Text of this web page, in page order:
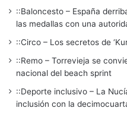
::Baloncesto – España
las medallas con una
::Circo – Los secretos de
::Remo – Torrevieja se
nacional del beach sprint
::Deporte inclusivo – La
inclusión con la